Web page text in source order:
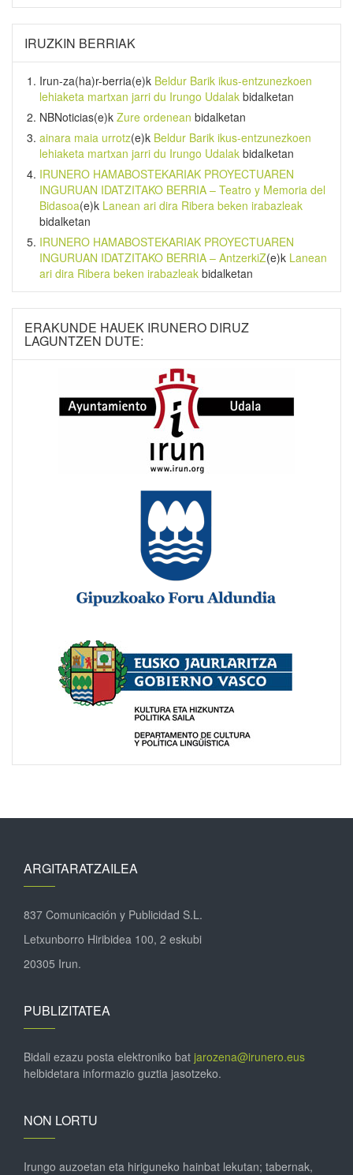
IRUZKIN BERRIAK
Irun-za(ha)r-berria(e)k Beldur Barik ikus-entzunezkoen
lehiaketa martxan jarri du Irungo Udalak bidalketan
NBNoticias(e)k Zure ordenean bidalketan
ainara maia urrotz(e)k Beldur Barik ikus-entzunezkoen
lehiaketa martxan jarri du Irungo Udalak bidalketan
IRUNERO HAMABOSTEKARIAK PROYECTUAREN
INGURUAN IDATZITAKO BERRIA – Teatro y Memoria del
Bidasoa(e)k Lanean ari dira Ribera beken irabazleak
bidalketan
IRUNERO HAMABOSTEKARIAK PROYECTUAREN
INGURUAN IDATZITAKO BERRIA – AntzerkiZ(e)k Lanean
ari dira Ribera beken irabazleak bidalketan
ERAKUNDE HAUEK IRUNERO DIRUZ
LAGUNTZEN DUTE:
ARGITARATZAILEA
837 Comunicación y Publicidad S.L.
Letxunborro Hiribidea 100, 2 eskubi
20305 Irun.
PUBLIZITATEA
Bidali ezazu posta elektroniko bat jarozena@irunero.eus
helbidetara informazio guztia jasotzeko.
NON LORTU
Irungo auzoetan eta hiriguneko hainbat lekutan; tabernak,